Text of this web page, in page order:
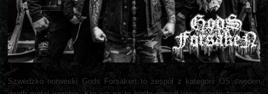
Szwedzko norweski Gods Forsaken to zespół z kategorii OS sweden